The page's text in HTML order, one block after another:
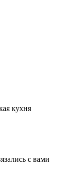
кухня
с вами